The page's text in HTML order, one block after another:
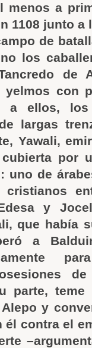
menos a
1108 junto a
de
los
de
yelmos con
a ellos,
largas
Yawali,
por
uno de
cristianos
y
que había
a
parte, teme
y
él contra el